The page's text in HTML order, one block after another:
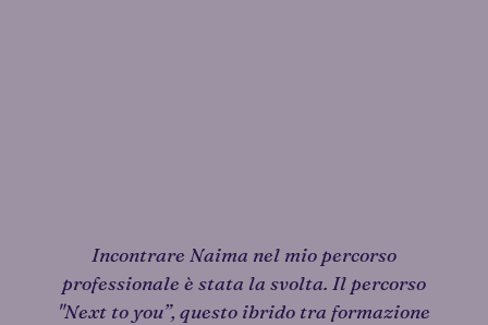
Incontrare Naima nel mio percorso
professionale è stata la svolta. Il percorso
"Next to you”, questo ibrido tra formazione